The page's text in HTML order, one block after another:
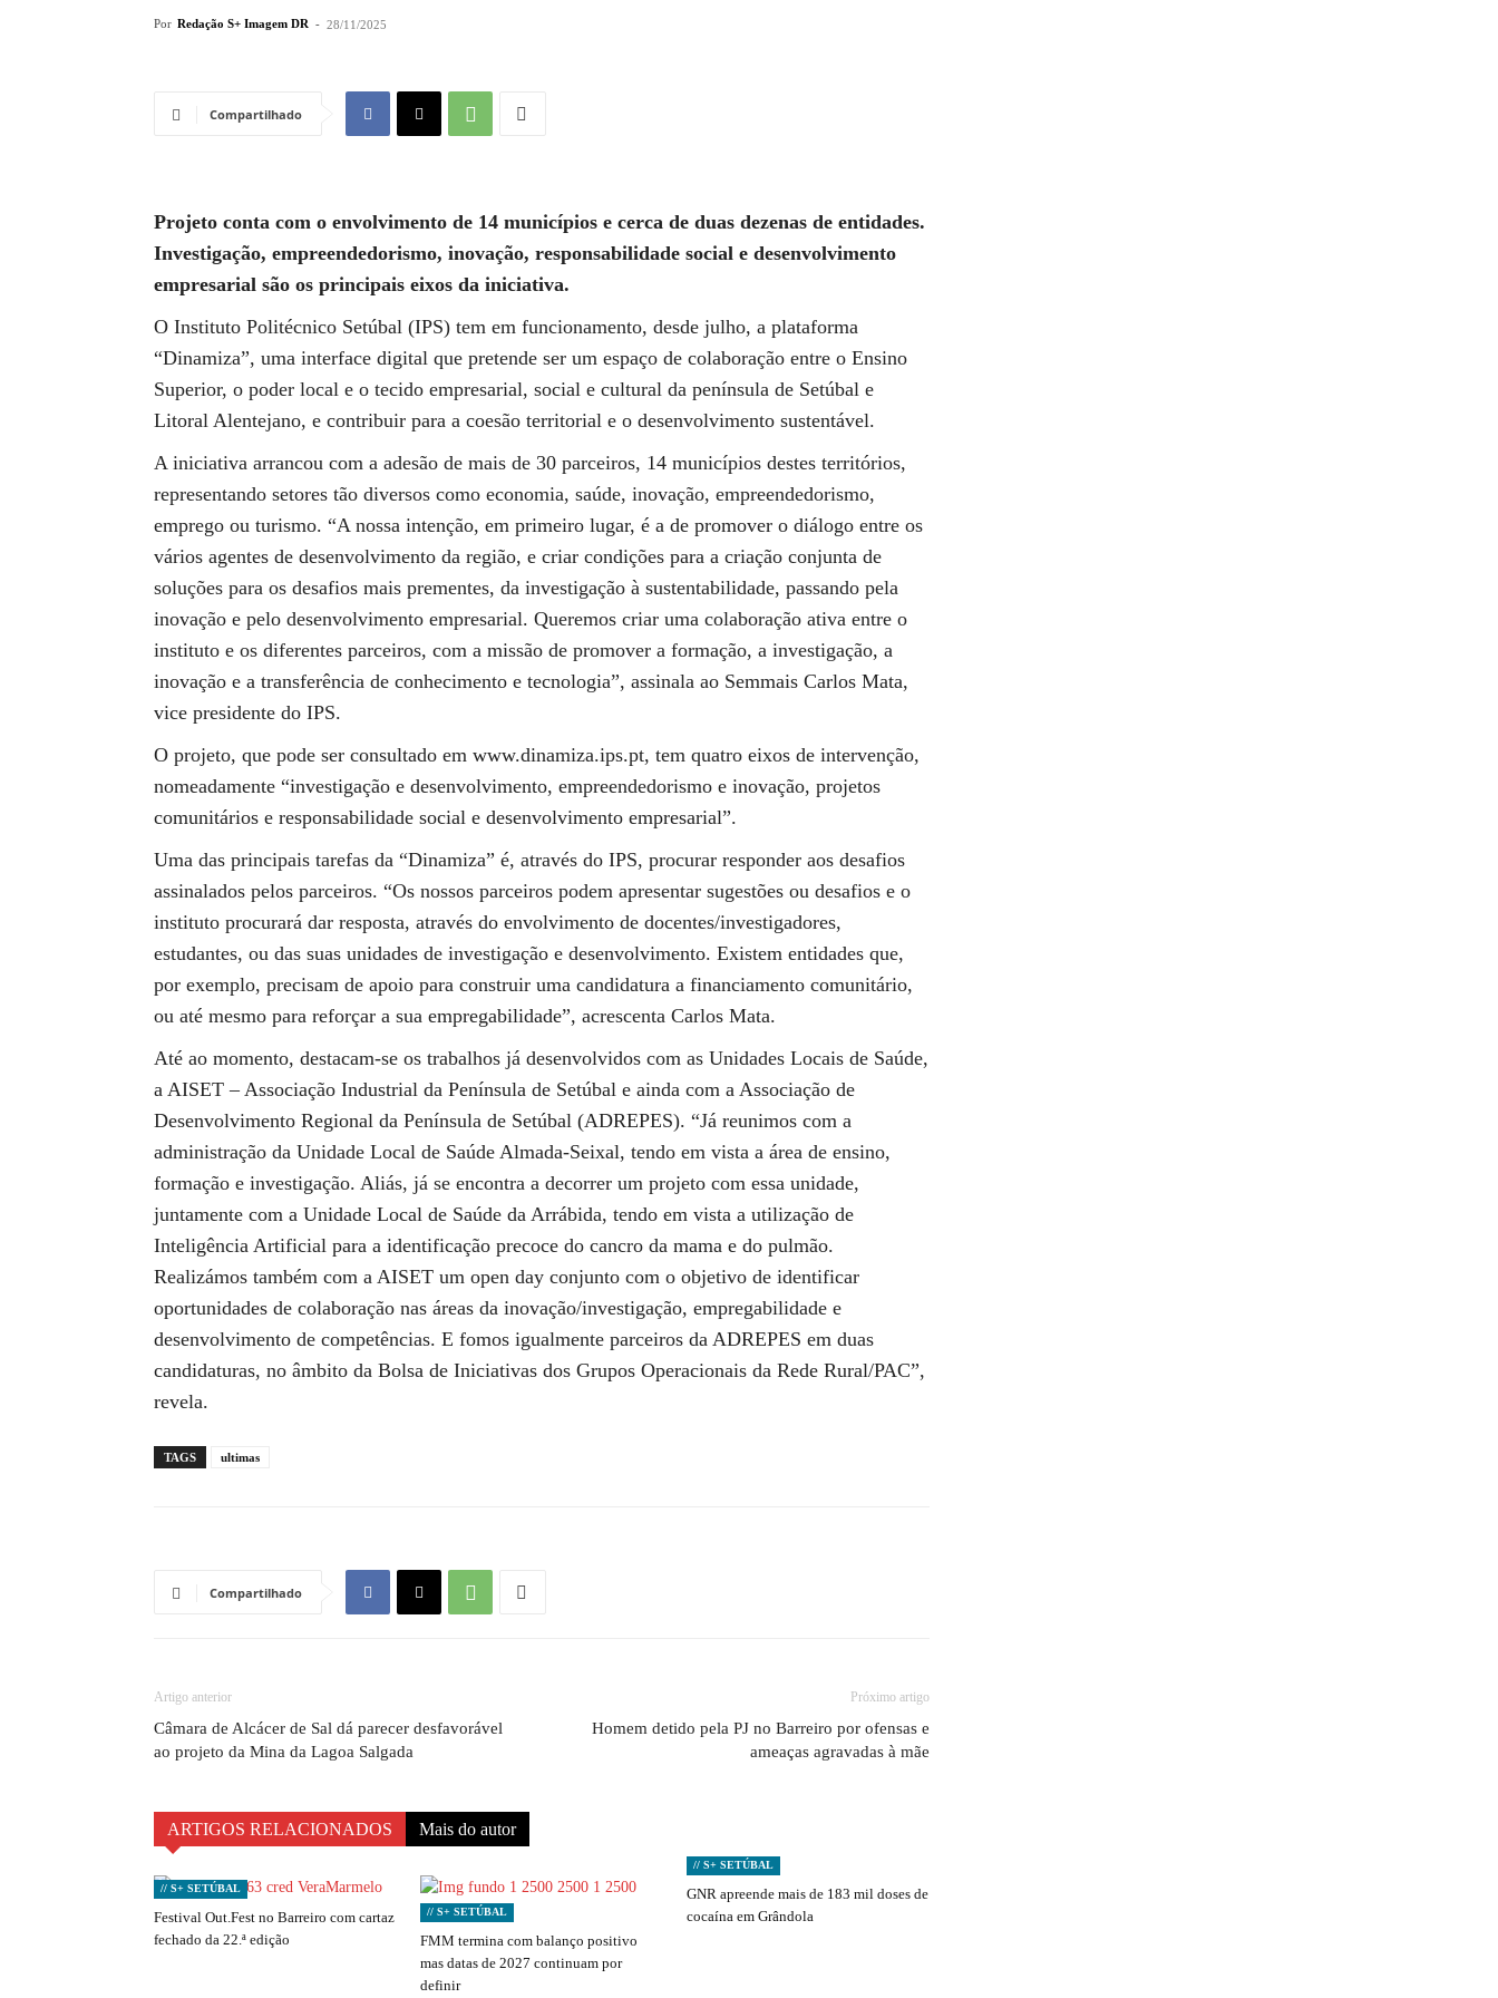
Por Redação S+ Imagem DR - 28/11/2025
Compartilhado
Projeto conta com o envolvimento de 14 municípios e cerca de duas dezenas de entidades.
Investigação, empreendedorismo, inovação, responsabilidade social e desenvolvimento
empresarial são os principais eixos da iniciativa.
O Instituto Politécnico Setúbal (IPS) tem em funcionamento, desde julho, a plataforma
“Dinamiza”, uma interface digital que pretende ser um espaço de colaboração entre o Ensino
Superior, o poder local e o tecido empresarial, social e cultural da península de Setúbal e
Litoral Alentejano, e contribuir para a coesão territorial e o desenvolvimento sustentável.
A iniciativa arrancou com a adesão de mais de 30 parceiros, 14 municípios destes territórios,
representando setores tão diversos como economia, saúde, inovação, empreendedorismo,
emprego ou turismo. “A nossa intenção, em primeiro lugar, é a de promover o diálogo entre os
vários agentes de desenvolvimento da região, e criar condições para a criação conjunta de
soluções para os desafios mais prementes, da investigação à sustentabilidade, passando pela
inovação e pelo desenvolvimento empresarial. Queremos criar uma colaboração ativa entre o
instituto e os diferentes parceiros, com a missão de promover a formação, a investigação, a
inovação e a transferência de conhecimento e tecnologia”, assinala ao Semmais Carlos Mata,
vice presidente do IPS.
O projeto, que pode ser consultado em www.dinamiza.ips.pt, tem quatro eixos de intervenção,
nomeadamente “investigação e desenvolvimento, empreendedorismo e inovação, projetos
comunitários e responsabilidade social e desenvolvimento empresarial”.
Uma das principais tarefas da “Dinamiza” é, através do IPS, procurar responder aos desafios
assinalados pelos parceiros. “Os nossos parceiros podem apresentar sugestões ou desafios e o
instituto procurará dar resposta, através do envolvimento de docentes/investigadores,
estudantes, ou das suas unidades de investigação e desenvolvimento. Existem entidades que,
por exemplo, precisam de apoio para construir uma candidatura a financiamento comunitário,
ou até mesmo para reforçar a sua empregabilidade”, acrescenta Carlos Mata.
Até ao momento, destacam-se os trabalhos já desenvolvidos com as Unidades Locais de Saúde,
a AISET – Associação Industrial da Península de Setúbal e ainda com a Associação de
Desenvolvimento Regional da Península de Setúbal (ADREPES). “Já reunimos com a
administração da Unidade Local de Saúde Almada-Seixal, tendo em vista a área de ensino,
formação e investigação. Aliás, já se encontra a decorrer um projeto com essa unidade,
juntamente com a Unidade Local de Saúde da Arrábida, tendo em vista a utilização de
Inteligência Artificial para a identificação precoce do cancro da mama e do pulmão.
Realizámos também com a AISET um open day conjunto com o objetivo de identificar
oportunidades de colaboração nas áreas da inovação/investigação, empregabilidade e
desenvolvimento de competências. E fomos igualmente parceiros da ADREPES em duas
candidaturas, no âmbito da Bolsa de Iniciativas dos Grupos Operacionais da Rede Rural/PAC”,
revela.
TAGS ultimas
Compartilhado
Artigo anterior
Câmara de Alcácer de Sal dá parecer desfavorável
ao projeto da Mina da Lagoa Salgada
Próximo artigo
Homem detido pela PJ no Barreiro por ofensas e
ameaças agravadas à mãe
ARTIGOS RELACIONADOS Mais do autor
// S+ SETÚBAL
Festival Out.Fest no Barreiro com cartaz
fechado da 22.ª edição
// S+ SETÚBAL
FMM termina com balanço positivo
mas datas de 2027 continuam por
definir
// S+ SETÚBAL
GNR apreende mais de 183 mil doses de
cocaína em Grândola